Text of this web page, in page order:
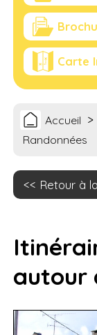
Carte
Accueil >
Randonnées
Retour à
autour